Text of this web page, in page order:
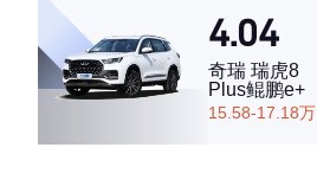
4.04
奇瑞 瑞虎8
Plus鲲鹏e+
15.58-17.18万